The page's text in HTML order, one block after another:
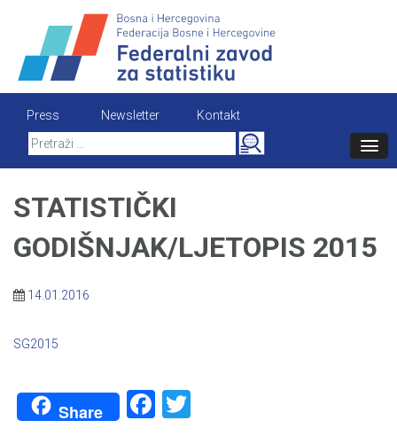
content
Press Newsletter
Kontakt
Search
for:
STATISTIČKI
GODIŠNJAK/LJETOPIS 2015
14.01.2016
SG2015
Share Facebook